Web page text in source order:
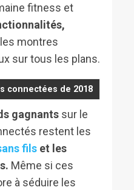
fitness et
montres
sur tous les plans.
connectées de 2018
gagnantssur le
restent les
fils et les
Même si ces
à séduire les